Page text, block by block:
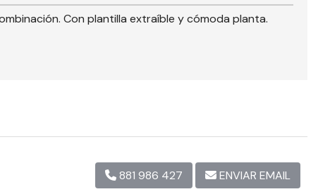
Con plantilla extraíble y cómoda planta.
881 986 427 ENVIAR EMAIL